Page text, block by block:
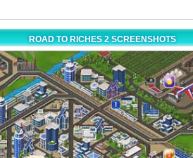
ROAD TO RICHES 2 SCREENSHOTS